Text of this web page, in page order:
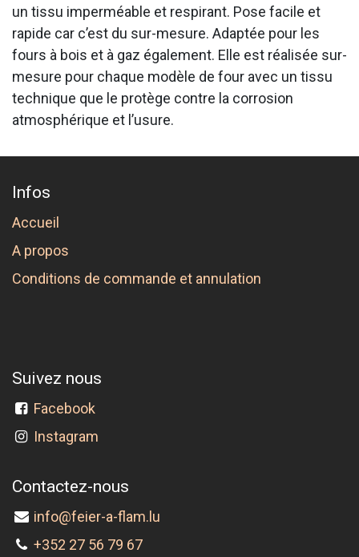
un tissu imperméable et respirant. Pose facile et
rapide car c’est du sur-mesure. Adaptée pour les
fours à bois et à gaz également. Elle est réalisée sur-
mesure pour chaque modèle de four avec un tissu
technique que le protège contre la corrosion
atmosphérique et l’usure.
Infos
Accueil
A propos
Conditions de commande et annulation
Suivez nous
Facebook
Instagram
Contactez-nous
info@feier-a-flam.lu
+352 27 56 79 67